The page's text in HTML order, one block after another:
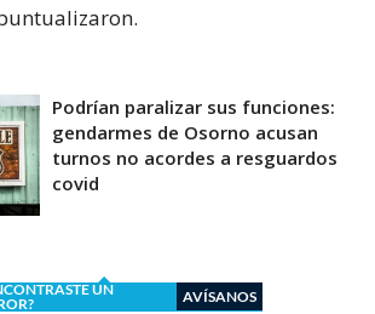
Podrían paralizar sus funciones:
gendarmes de Osorno acusan
turnos no acordes a resguardos
covid
UN
AVÍSANOS